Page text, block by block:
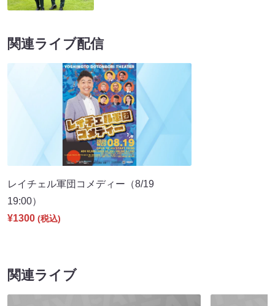
関連ライブ配信
レイチェル軍団コメディー（8/19
19:00）
¥1300 (税込)
関連ライブ